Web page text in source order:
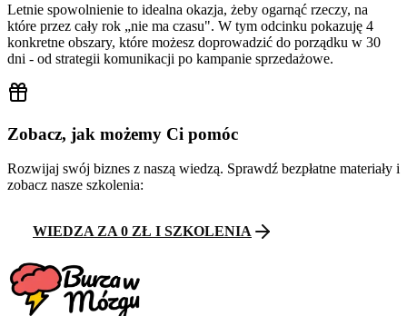
Letnie spowolnienie to idealna okazja, żeby ogarnąć rzeczy, na
które przez cały rok „nie ma czasu". W tym odcinku pokazuję 4
konkretne obszary, które możesz doprowadzić do porządku w 30
dni - od strategii komunikacji po kampanie sprzedażowe.
Zobacz, jak możemy Ci pomóc
Rozwijaj swój biznes z naszą wiedzą. Sprawdź bezpłatne materiały i
zobacz nasze szkolenia:
WIEDZA ZA 0 ZŁ I SZKOLENIA